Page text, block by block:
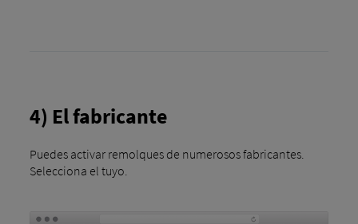
4) El fabricante
Puedes activar remolques de numerosos fabricantes.
Selecciona el tuyo.